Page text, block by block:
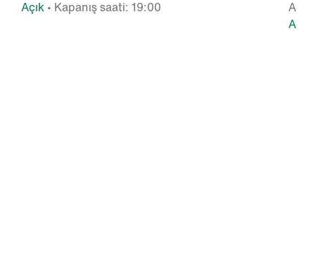
Açık • Kapanış saati: 19:00
Açık